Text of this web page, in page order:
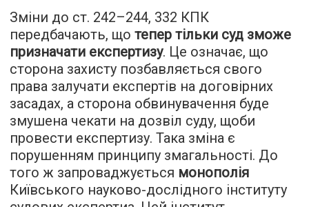
Зміни до ст. 242–244, 332 КПК
передбачають, що тепер тільки суд зможе
призначати експертизу. Це означає, що
сторона захисту позбавляється свого
права залучати експертів на договірних
засадах, а сторона обвинувачення буде
змушена чекати на дозвіл суду, щоби
провести експертизу. Така зміна є
порушенням принципу змагальності. До
того ж запроваджується монополія
Київського науково-дослідного інституту